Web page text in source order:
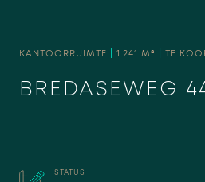
KANTOORRUIMTE 1.241 M² TE
BREDASEWEG
STATUS